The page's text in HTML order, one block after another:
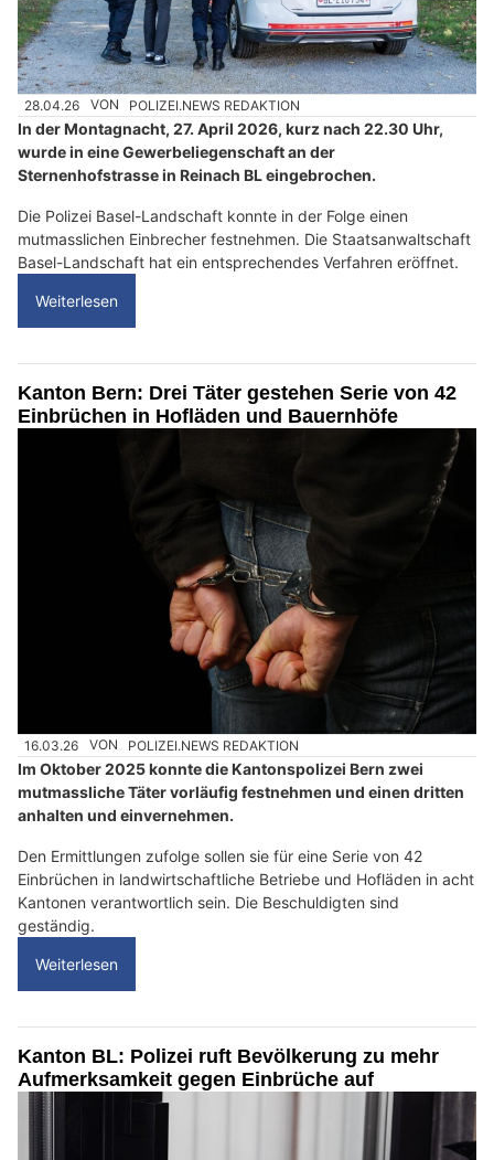
28.04.26 VON POLIZEI.NEWS REDAKTION
In der Montagnacht, 27. April 2026, kurz nach 22.30 Uhr,
wurde in eine Gewerbeliegenschaft an der
Sternenhofstrasse in Reinach BL eingebrochen.
Die Polizei Basel-Landschaft konnte in der Folge einen
mutmasslichen Einbrecher festnehmen. Die Staatsanwaltschaft
Basel-Landschaft hat ein entsprechendes Verfahren eröffnet.
Weiterlesen
Kanton Bern: Drei Täter gestehen Serie von 42
Einbrüchen in Hofläden und Bauernhöfe
16.03.26 VON POLIZEI.NEWS REDAKTION
Im Oktober 2025 konnte die Kantonspolizei Bern zwei
mutmassliche Täter vorläufig festnehmen und einen dritten
anhalten und einvernehmen.
Den Ermittlungen zufolge sollen sie für eine Serie von 42
Einbrüchen in landwirtschaftliche Betriebe und Hofläden in acht
Kantonen verantwortlich sein. Die Beschuldigten sind
geständig.
Weiterlesen
Kanton BL: Polizei ruft Bevölkerung zu mehr
Aufmerksamkeit gegen Einbrüche auf